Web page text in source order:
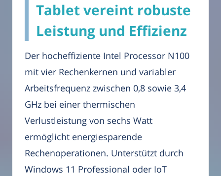
Tablet vereint robuste
Leistung und Effizienz
Der hocheffiziente Intel Processor N100
mit vier Rechenkernen und variabler
Arbeitsfrequenz zwischen 0,8 sowie 3,4
GHz bei einer thermischen
Verlustleistung von sechs Watt
ermöglicht energiesparende
Rechenoperationen. Unterstützt durch
Windows 11 Professional oder IoT